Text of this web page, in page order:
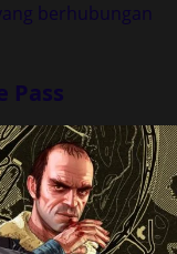
berhubungan
Pass